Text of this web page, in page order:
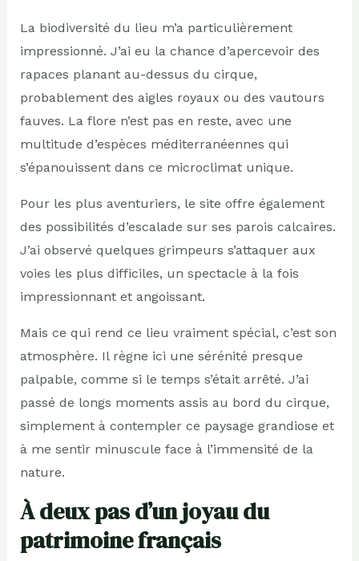
La biodiversité du lieu m’a particulièrement
impressionné. J’ai eu la chance d’apercevoir des
rapaces planant au-dessus du cirque,
probablement des aigles royaux ou des vautours
fauves. La flore n’est pas en reste, avec une
multitude d’espèces méditerranéennes qui
s’épanouissent dans ce microclimat unique.
Pour les plus aventuriers, le site offre également
des possibilités d’escalade sur ses parois calcaires.
J’ai observé quelques grimpeurs s’attaquer aux
voies les plus difficiles, un spectacle à la fois
impressionnant et angoissant.
Mais ce qui rend ce lieu vraiment spécial, c’est son
atmosphère. Il règne ici une sérénité presque
palpable, comme si le temps s’était arrêté. J’ai
passé de longs moments assis au bord du cirque,
simplement à contempler ce paysage grandiose et
à me sentir minuscule face à l’immensité de la
nature.
À deux pas d’un joyau du
patrimoine français